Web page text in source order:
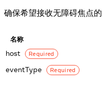
确保希望接收无障碍焦点的
名称
host Required
eventType Required